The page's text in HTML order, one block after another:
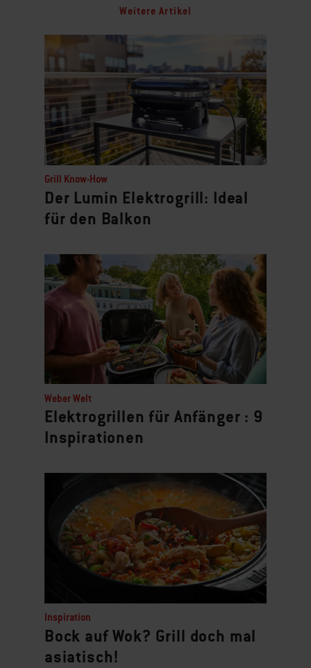
Weitere Artikel
Grill Know-How
Der Lumin Elektrogrill: Ideal
für den Balkon
Weber Welt
Elektrogrillen für Anfänger : 9
Inspirationen
Inspiration
Bock auf Wok? Grill doch mal
asiatisch!